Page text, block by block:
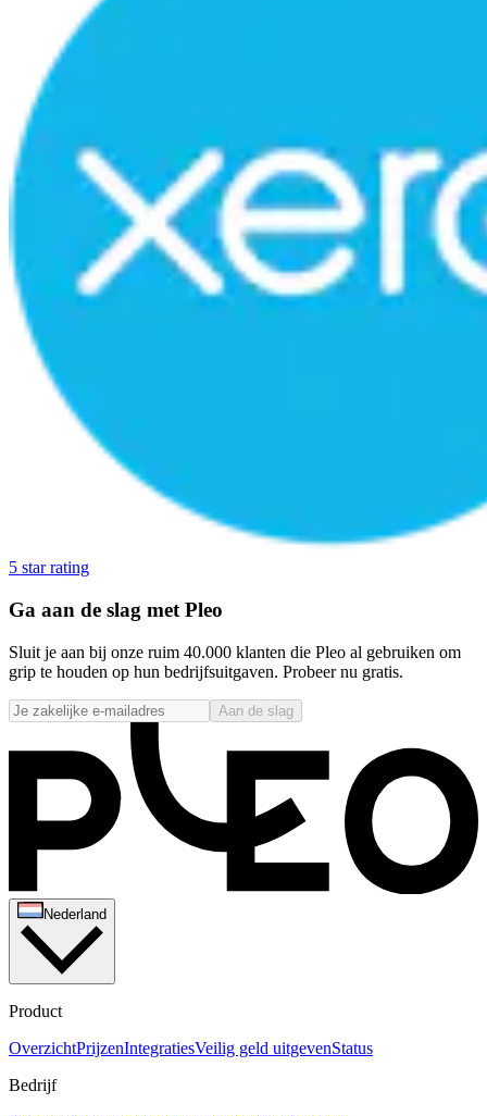
5 star rating
Ga aan de slag met Pleo
Sluit je aan bij onze ruim 40.000 klanten die Pleo al gebruiken om
grip te houden op hun bedrijfsuitgaven. Probeer nu gratis.
Aan de slag
Nederland
Product
OverzichtPrijzenIntegratiesVeilig geld uitgevenStatus
Bedrijf